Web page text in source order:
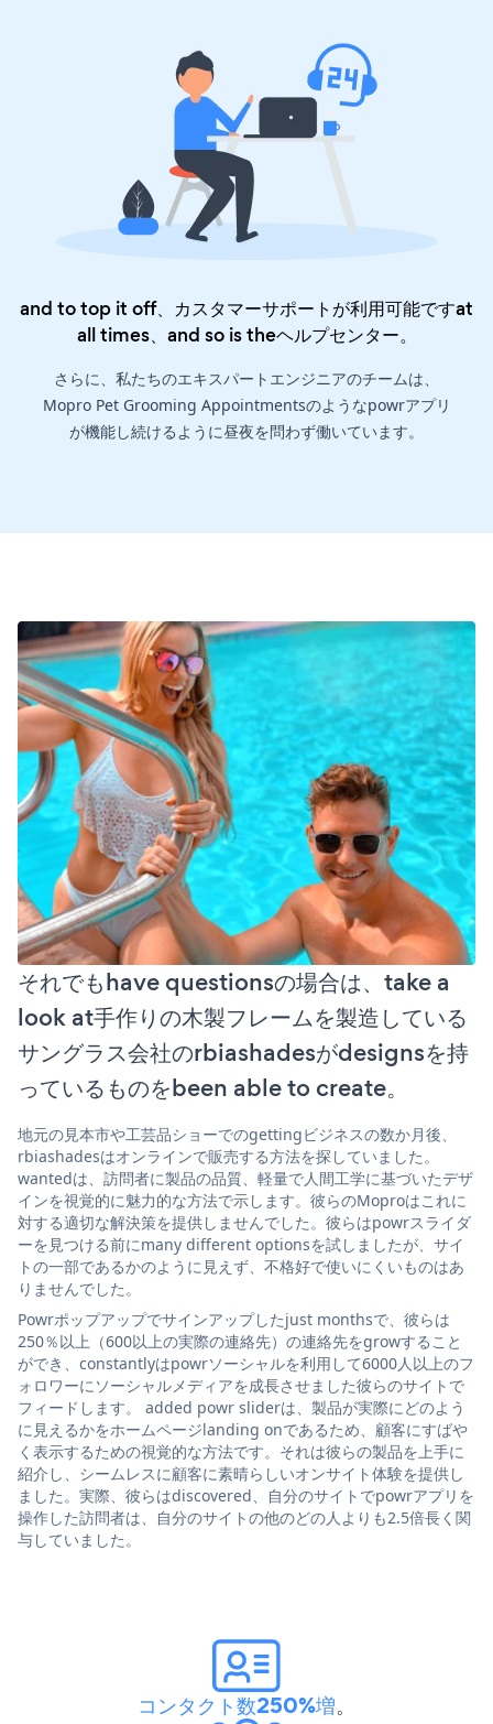
and to top it off、カスタマーサポートが利用可能ですat
all times、and so is theヘルプセンター。
さらに、私たちのエキスパートエンジニアのチームは、
Mopro Pet Grooming Appointmentsのようなpowrアプリ
が機能し続けるように昼夜を問わず働いています。
それでもhave questionsの場合は、take a
look at手作りの木製フレームを製造している
サングラス会社のrbiashadesがdesignsを持
っているものをbeen able to create。
地元の見本市や工芸品ショーでのgettingビジネスの数か月後、
rbiashadesはオンラインで販売する方法を探していました。
wantedは、訪問者に製品の品質、軽量で人間工学に基づいたデザ
インを視覚的に魅力的な方法で示します。彼らのMoproはこれに
対する適切な解決策を提供しませんでした。彼らはpowrスライダ
ーを見つける前にmany different optionsを試しましたが、サイ
トの一部であるかのように見えず、不格好で使いにくいものはあ
りませんでした。
Powrポップアップでサインアップしたjust monthsで、彼らは
250％以上（600以上の実際の連絡先）の連絡先をgrowすること
ができ、constantlyはpowrソーシャルを利用して6000人以上のフ
ォロワーにソーシャルメディアを成長させました彼らのサイトで
フィードします。 added powr sliderは、製品が実際にどのよう
に見えるかをホームページlanding onであるため、顧客にすばや
く表示するための視覚的な方法です。それは彼らの製品を上手に
紹介し、シームレスに顧客に素晴らしいオンサイト体験を提供し
ました。実際、彼らはdiscovered、自分のサイトでpowrアプリを
操作した訪問者は、自分のサイトの他のどの人よりも2.5倍長く関
与していました。
コンタクト数250%増。